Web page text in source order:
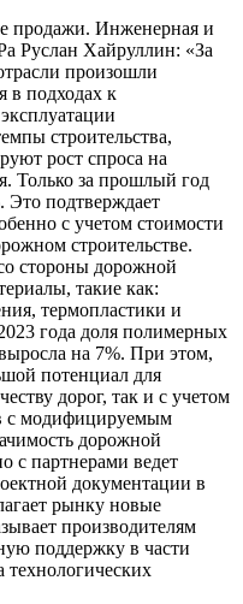
продажи. Инженерная и
Руслан Хайруллин: «За
произошли
в подходах к
строительства,
рост спроса на
Только за прошлый год
подтверждает
с учетом стоимости
строительстве.
стороны дорожной
такие как:
термопластики и
года доля полимерных
на 7%. При этом,
потенциал для
дорог, так и с учетом
с модифицируемым
дорожной
с партнерами ведет
документации в
рынку новые
производителям
поддержку в части